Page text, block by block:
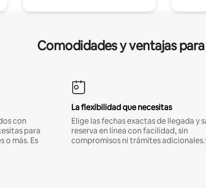
Comodidades y ventajas
con
para
o más. Es
La flexibilidad que necesitas
Elige las fechas exactas de llegada y
reserva en línea con facilidad, sin
compromisos ni trámites